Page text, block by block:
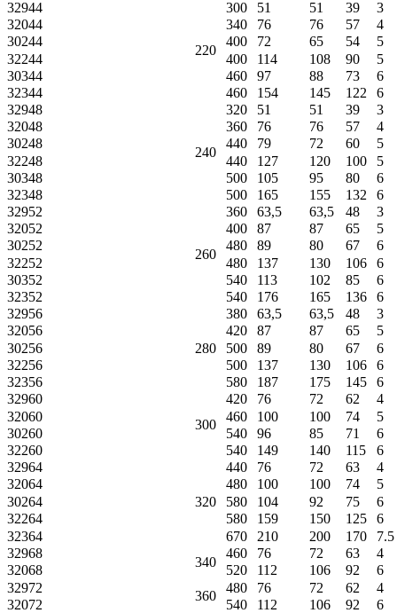
32944
220
300 51 51 39
3
32044
340 76 76 57
4
30244
400 72 65 54
5
32244
400 114 108 90
5
30344
460 97 88 73
6
32344
460 154 145 122
6
32948
240
320 51 51 39
3
32048
360 76 76 57
4
30248
440 79 72 60
5
32248
440 127 120 100
5
30348
500 105 95 80
6
32348
500 165 155 132
6
32952
260
360 63,5 63,5 48
3
32052
400 87 87 65
5
30252
480 89 80 67
6
32252
480 137 130 106
6
30352
540 113 102 85
6
32352
540 176 165 136
6
32956
280
380 63,5 63,5 48
3
32056
420 87 87 65
5
30256
500 89 80 67
6
32256
500 137 130 106
6
32356
580 187 175 145
6
32960
300
420 76 72 62
4
32060
460 100 100 74
5
30260
540 96 85 71
6
32260
540 149 140 115
6
32964
320
440 76 72 63
4
32064
480 100 100 74
5
30264
580 104 92 75
6
32264
580 159 150 125
6
32364
670 210 200 170
7.5
32968
340
460 76 72 63
4
32068
520 112 106 92
6
32972
360
480 76 72 62
4
32072
540 112 106 92
6